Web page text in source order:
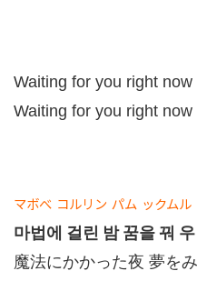
Waiting for you right now
Waiting for you right now
マボべ コルリン パム ックムル
마법에 걸린 밤 꿈을 꿔
魔法にかかった夜 夢を